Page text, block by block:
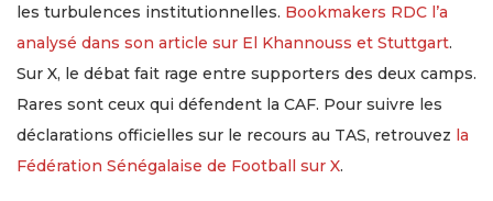
les turbulences institutionnelles. Bookmakers RDC l’a
analysé dans son article sur El Khannouss et Stuttgart.
Sur X, le débat fait rage entre supporters des deux camps.
Rares sont ceux qui défendent la CAF. Pour suivre les
déclarations officielles sur le recours au TAS, retrouvez la
Fédération Sénégalaise de Football sur X.